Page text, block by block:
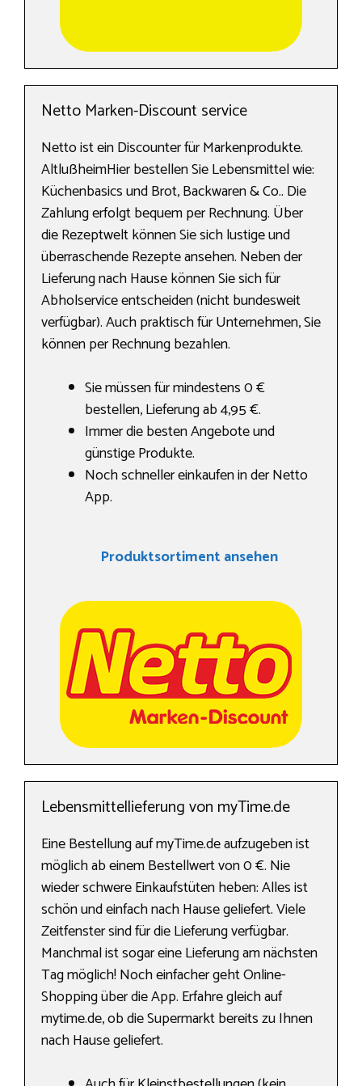
Netto Marken-Discount service
Netto ist ein Discounter für Markenprodukte.
AltlußheimHier bestellen Sie Lebensmittel wie:
Küchenbasics und Brot, Backwaren & Co.. Die
Zahlung erfolgt bequem per Rechnung. Über
die Rezeptwelt können Sie sich lustige und
überraschende Rezepte ansehen. Neben der
Lieferung nach Hause können Sie sich für
Abholservice entscheiden (nicht bundesweit
verfügbar). Auch praktisch für Unternehmen, Sie
können per Rechnung bezahlen.
Sie müssen für mindestens 0 €
bestellen, Lieferung ab 4,95 €.
Immer die besten Angebote und
günstige Produkte.
Noch schneller einkaufen in der Netto
App.
Produktsortiment ansehen
Lebensmittellieferung von myTime.de
Eine Bestellung auf myTime.de aufzugeben ist
möglich ab einem Bestellwert von 0 €. Nie
wieder schwere Einkaufstüten heben: Alles ist
schön und einfach nach Hause geliefert. Viele
Zeitfenster sind für die Lieferung verfügbar.
Manchmal ist sogar eine Lieferung am nächsten
Tag möglich! Noch einfacher geht Online-
Shopping über die App. Erfahre gleich auf
mytime.de, ob die Supermarkt bereits zu Ihnen
nach Hause geliefert.